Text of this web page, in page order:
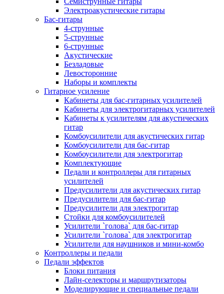
Электроакустические гитары
Бас-гитары
4-струнные
5-струнные
6-струнные
Акустические
Безладовые
Левосторонние
Наборы и комплекты
Гитарное усиление
Кабинеты для бас-гитарных усилителей
Кабинеты для электрогитарных усилителей
Кабинеты к усилителям для акустических
гитар
Комбоусилители для акустических гитар
Комбоусилители для бас-гитар
Комбоусилители для электрогитар
Комплектующие
Педали и контроллеры для гитарных
усилителей
Предусилители для акустических гитар
Предусилители для бас-гитар
Предусилители для электрогитар
Стойки для комбоусилителей
Усилители `голова` для бас-гитар
Усилители `голова` для электрогитар
Усилители для наушников и мини-комбо
Контроллеры и педали
Педали эффектов
Блоки питания
Лайн-селекторы и маршрутизаторы
Моделирующие и специальные педали